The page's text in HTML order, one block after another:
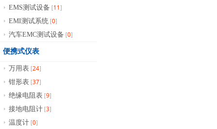
EMS测试设备 [11]
EMI测试系统 [0]
汽车EMC测试设备 [0]
便携式仪表
万用表 [24]
钳形表 [37]
绝缘电阻表 [9]
接地电阻计 [3]
温度计 [0]